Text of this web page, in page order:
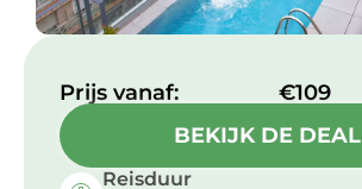
Prijs vanaf:​
€109
BEKIJK DE DEAL
Reisduur